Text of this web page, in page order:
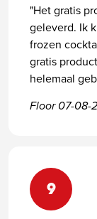
"Het gratis
geleverd. Ik
frozen
gratis
helemaal
Floor 07-08-
9